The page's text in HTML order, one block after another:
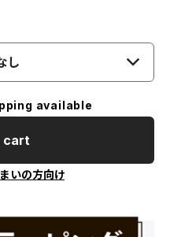
し
available
cart
いの方向け